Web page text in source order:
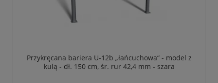
Przykręcana bariera U-12b „łańcuchowa“ - model z
kulą - dł. 150 cm, śr. rur 42,4 mm - szara